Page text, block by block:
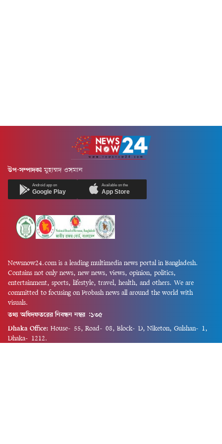
উপ-সম্পাদকঃ মুহাম্মদ ওসমান
Android app on
Google Play
Available on the
App Store
Newsnow24.com is a leading multimedia news portal in Bangladesh.
Contains not only news, new news, views, opinion, politics,
entertainment, sports, lifestyle, travel, health, and others. We are
committed to focusing on Probash news all around the world with
visuals.
তথ্য অধিদফতরের নিবন্ধন নম্বর :১৩৫
Dhaka Office: House-55, Road-08, Block-D, Niketon, Gulshan-1,
Dhaka-1212.